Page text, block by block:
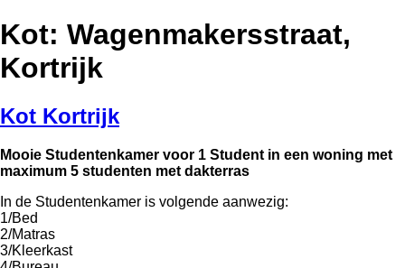
Kot: Wagenmakersstraat,
Kortrijk
Kot Kortrijk
Mooie Studentenkamer voor 1 Student in een woning met
maximum 5 studenten met dakterras
In de Studentenkamer is volgende aanwezig:
1/Bed
2/Matras
3/Kleerkast